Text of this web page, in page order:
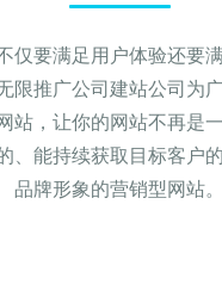
仅要满足用户体验还要
限推广公司建站公司为
站，让你的网站不再是
、能持续获取目标客户
品牌形象的营销型网站。